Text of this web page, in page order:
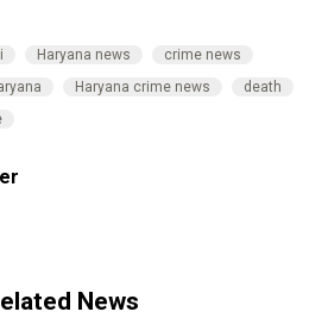
Haryana news
crime news
Haryana crime news
death
News